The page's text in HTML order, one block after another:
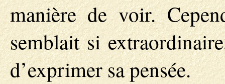
manière de voir.
semblait si
d’exprimer sa pensée.